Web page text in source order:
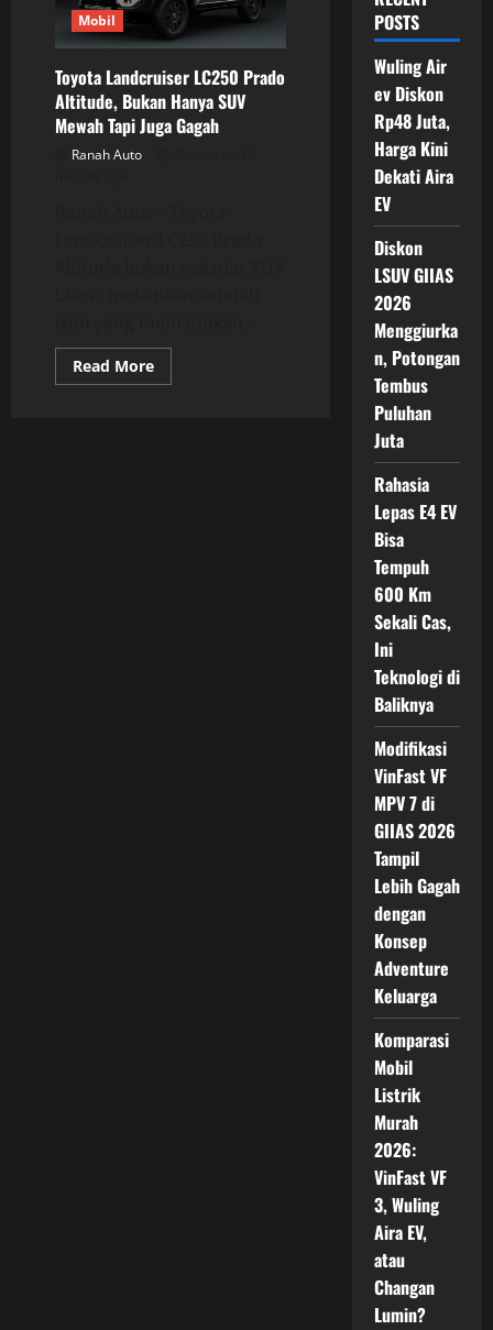
Mobil
Toyota Landcruiser LC250 Prado
Altitude, Bukan Hanya SUV
Mewah Tapi Juga Gagah
Ranah Auto
Read MoreRead
more
POSTS
Wuling Air
ev Diskon
Rp48 Juta,
Harga Kini
Dekati Aira
EV
Diskon
LSUV GIIAS
2026
Menggiurka
n, Potongan
Tembus
Puluhan
Juta
Rahasia
Lepas E4 EV
Bisa
Tempuh
600 Km
Sekali Cas,
Ini
Teknologi di
Baliknya
Modifikasi
VinFast VF
MPV 7 di
GIIAS 2026
Tampil
Lebih Gagah
dengan
Konsep
Adventure
Keluarga
Komparasi
Mobil
Listrik
Murah
2026:
VinFast VF
3, Wuling
Aira EV,
atau
Changan
Lumin?